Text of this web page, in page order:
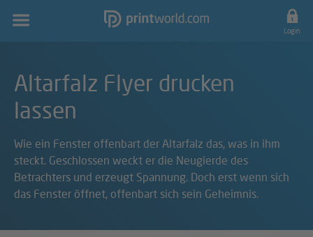
Hauptnavigation
Login
Altarfalz Flyer drucken
lassen
Wie ein Fenster offenbart der Altarfalz das, was in ihm
steckt. Geschlossen weckt er die Neugierde des
Betrachters und erzeugt Spannung. Doch erst wenn sich
das Fenster öffnet, offenbart sich sein Geheimnis.